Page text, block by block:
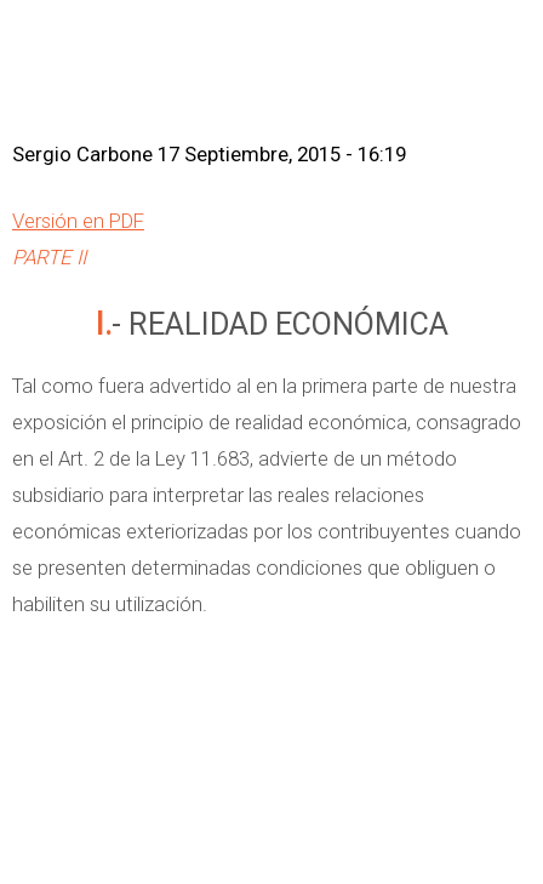
Sergio Carbone 17 Septiembre, 2015 - 16:19
Versión en PDF
PARTE II
I.- REALIDAD ECONÓMICA
Tal como fuera advertido al en la primera parte de nuestra
exposición el principio de realidad económica, consagrado
en el Art. 2 de la Ley 11.683, advierte de un método
subsidiario para interpretar las reales relaciones
económicas exteriorizadas por los contribuyentes cuando
se presenten determinadas condiciones que obliguen o
habiliten su utilización.